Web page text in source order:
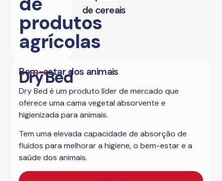
produtos
agrícolas
de cereais
Bem-estar dos animais
Dry Bed
Dry Bed é um produto líder de mercado que
oferece uma cama vegetal absorvente e
higienizada para animais.
Tem uma elevada capacidade de absorção de
fluidos para melhorar a higiene, o bem-estar e a
saúde dos animais.